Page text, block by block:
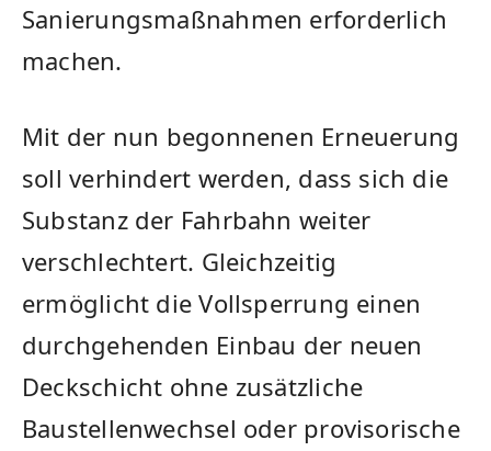
Sanierungsmaßnahmen erforderlich
machen.
Mit der nun begonnenen Erneuerung
soll verhindert werden, dass sich die
Substanz der Fahrbahn weiter
verschlechtert. Gleichzeitig
ermöglicht die Vollsperrung einen
durchgehenden Einbau der neuen
Deckschicht ohne zusätzliche
Baustellenwechsel oder provisorische